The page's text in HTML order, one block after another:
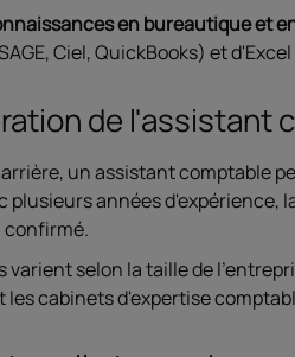
en bureautique et
Ciel, QuickBooks) et
de l'assistant
un assistant comptable
plusieurs années
confirmé.
varient selon la taille de
les cabinets d'expertise